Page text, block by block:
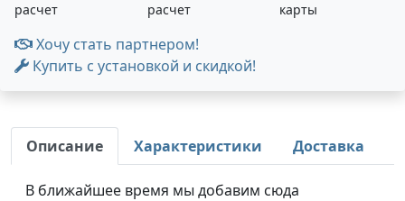
расчет
расчет
карты
Хочу стать партнером!
Купить с установкой и скидкой!
Описание Характеристики Доставка
В ближайшее время мы добавим сюда